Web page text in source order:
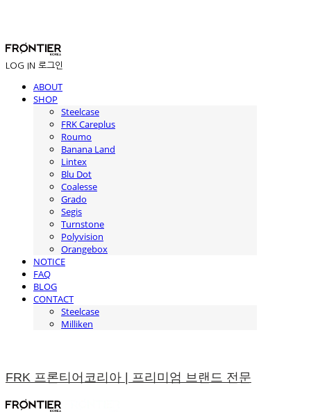
LOG IN 로그인
ABOUT
SHOP
Steelcase
FRK Careplus
Roumo
Banana Land
Lintex
Blu Dot
Coalesse
Grado
Segis
Turnstone
Polyvision
Orangebox
NOTICE
FAQ
BLOG
CONTACT
Steelcase
Milliken
FRK 프론티어코리아 | 프리미엄 브랜드 전문